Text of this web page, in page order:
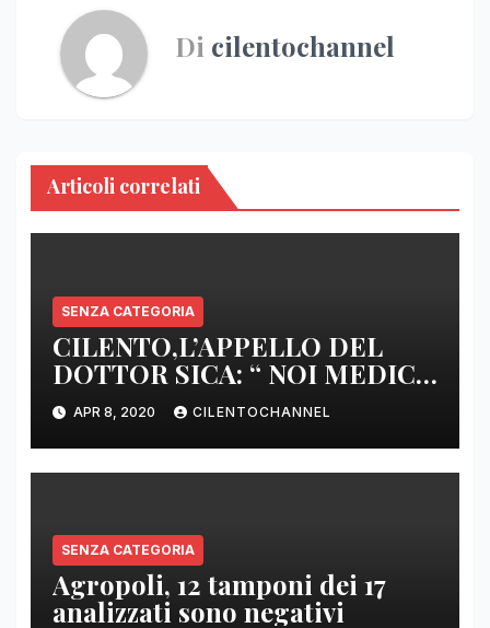
Di cilentochannel
Articoli correlati
SENZA CATEGORIA
CILENTO,L’APPELLO DEL
DOTTOR SICA: “ NOI MEDICI
DI BASE SIAMO SENZA ARMI
E SENZA PRESIDI”
APR 8, 2020 CILENTOCHANNEL
SENZA CATEGORIA
Agropoli, 12 tamponi dei 17
analizzati sono negativi